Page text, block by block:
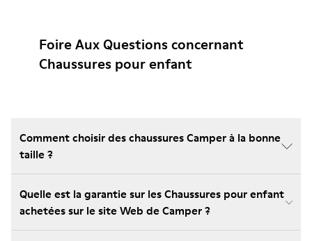
Foire Aux Questions concernant
Chaussures pour enfant
Comment choisir des chaussures Camper à la bonne
taille ?
Quelle est la garantie sur les Chaussures pour enfant
achetées sur le site Web de Camper ?